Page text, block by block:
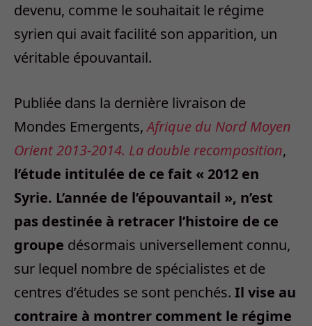
devenu, comme le souhaitait le régime
syrien qui avait facilité son apparition, un
véritable épouvantail.
Publiée dans la dernière livraison de
Mondes Emergents,Afrique du Nord Moyen
Orient 2013-2014. La double recomposition,
l’étude intitulée de ce fait « 2012 en
Syrie. L’année de l’épouvantail », n’est
pas destinée à retracer l’histoire de ce
groupe désormais universellement connu,
sur lequel nombre de spécialistes et de
centres d’études se sont penchés. Il vise au
contraire à montrer comment le régime